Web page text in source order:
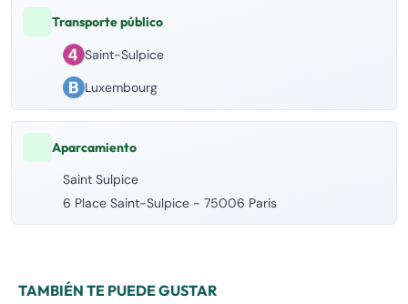
Transporte público
Saint-Sulpice
Luxembourg
Aparcamiento
Saint Sulpice
6 Place Saint-Sulpice - 75006 Paris
TAMBIÉN TE PUEDE GUSTAR